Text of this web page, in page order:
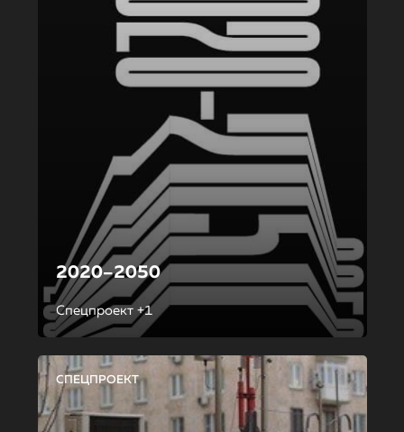
2020–2050
Спецпроект +1
СПЕЦПРОЕКТ